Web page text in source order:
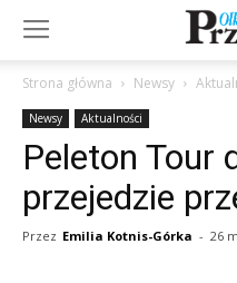
Strona główna Newsy
Newsy Aktualności
Peleton Tour
przejedzie
Przez Emilia Kotnis-Górka - 26